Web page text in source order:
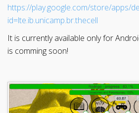
https://play.google.com/store/apps/
id=lte.ib.unicamp.br.thecell
It is currently available only for
is comming soon!